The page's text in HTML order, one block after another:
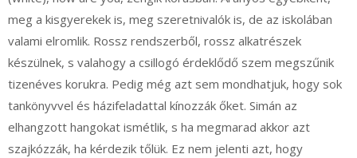
meg a kisgyerekek is, meg szeretnivalók is, de az iskolában
valami elromlik. Rossz rendszerből, rossz alkatrészek
készülnek, s valahogy a csillogó érdeklődő szem megszűnik
tizenéves korukra. Pedig még azt sem mondhatjuk, hogy sok
tankönyvvel és házifeladattal kínozzák őket. Simán az
elhangzott hangokat ismétlik, s ha megmarad akkor azt
szajkózzák, ha kérdezik tőlük. Ez nem jelenti azt, hogy